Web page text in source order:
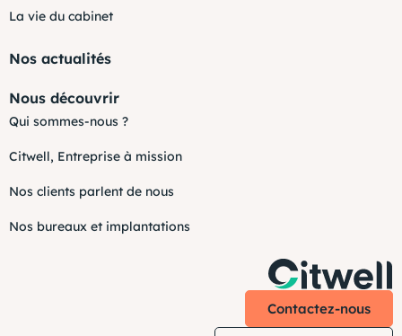
La vie du cabinet
Nos actualités
Nous découvrir
Qui sommes-nous ?
Citwell, Entreprise à mission
Nos clients parlent de nous
Nos bureaux et implantations
Contactez-nous